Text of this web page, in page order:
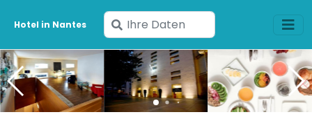
Hotel in Nantes
Geben
Sie
Ihre
Daten
ein